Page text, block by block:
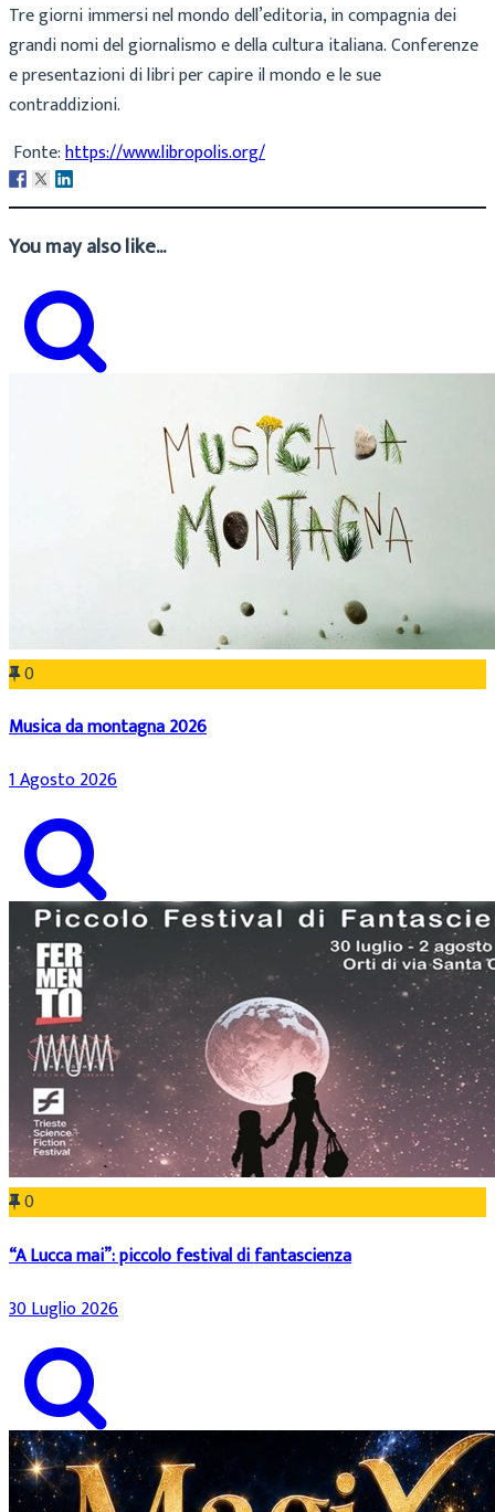
Tre giorni immersi nel mondo dell’editoria, in compagnia dei
grandi nomi del giornalismo e della cultura italiana. Conferenze
e presentazioni di libri per capire il mondo e le sue
contraddizioni.
Fonte:https://www.libropolis.org/
You may also like...
0
Musica da montagna 2026
1 Agosto 2026
0
“A Lucca mai”: piccolo festival di fantascienza
30 Luglio 2026